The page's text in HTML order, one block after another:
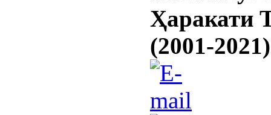
Ҳаракати
(2001-2021)